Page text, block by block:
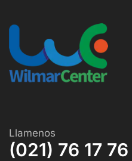
Llamenos
(021) 76 17 76